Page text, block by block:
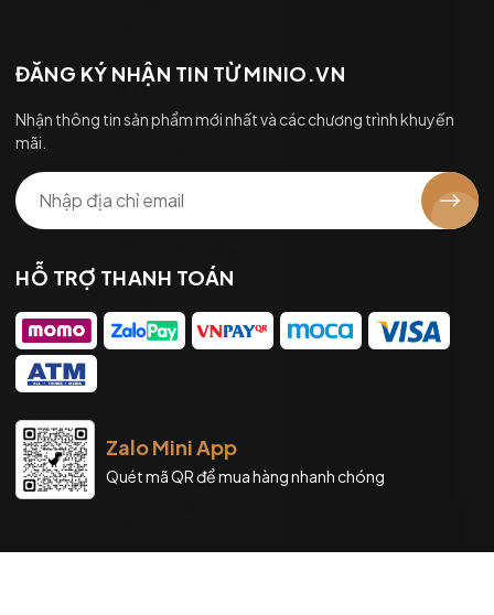
ĐĂNG KÝ NHẬN TIN TỪ MINIO.VN
Nhận thông tin sản phẩm mới nhất và các chương trình khuyến
mãi.
HỖ TRỢ THANH TOÁN
Zalo Mini App
Quét mã QR để mua hàng nhanh chóng